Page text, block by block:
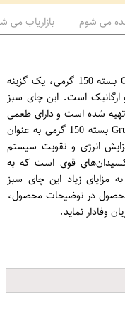
می شوم بازاریاب می
کالای چای سبز خالص آلمانی مدل Gruner Tee بسته 150 گرمی، یک گزینه
ارگانیک است. این چای سبز
شده است و دارای طعمی
خنک و ملایم است. چای سبز آلمانی Gruner Tee بسته 150 گرمی به عنوان
انرژی و تقویت سیستم
قوی است که به
زیاد این چای سبز
محصول در توضیحات محصول،
وفادار نماید.